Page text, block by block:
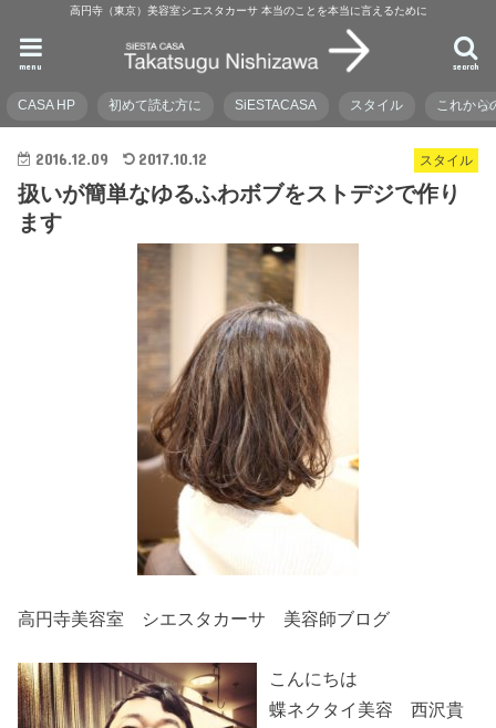
高円寺（東京）美容室シエスタカーサ 本当のことを本当に言えるために
search
menu
CASA HP 初めて読む方に SiESTACASA スタイル これから
スタイル
2016.12.09 2017.10.12
扱いが簡単なゆるふわボブをストデジで作り
ます
高円寺美容室 シエスタカーサ 美容師ブログ
こんにちは
蝶ネクタイ美容 西沢貴